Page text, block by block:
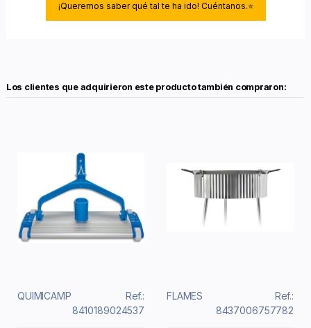
¡Queremos saber qué tal te ha ido! Cuéntanos.⭐
Los clientes que adquirieron este producto también compraron:
QUIMICAMP
Ref.:
8410189024537
FLAMES
Ref.:
8437006757782